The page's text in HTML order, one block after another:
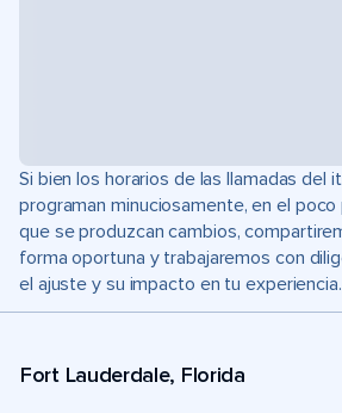
Si bien los horarios de las llamadas del
programan minuciosamente, en el
que se produzcan cambios,
forma oportuna y trabajaremos con
el ajuste y su impacto en tu experiencia.
Fort Lauderdale, Florida